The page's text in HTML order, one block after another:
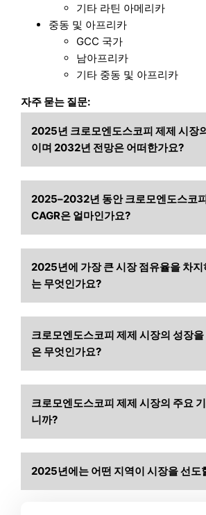
기타 라틴 아메리카
중동 및 아프리카
GCC 국가
남아프리카
기타 중동 및 아프리카
자주 묻는 질문:
2025년 크로모엔도스코피 제제 시장
이며 2032년 전망은 어떠한가요?
2025–2032년 동안 크로모엔도스코
CAGR은 얼마인가요?
2025년에 가장 큰 시장 점유율을 차
는 무엇인가요?
크로모엔도스코피 제제 시장의 성장
은 무엇인가요?
크로모엔도스코피 제제 시장의 주요
니까?
2025년에는 어떤 지역이 시장을 선도